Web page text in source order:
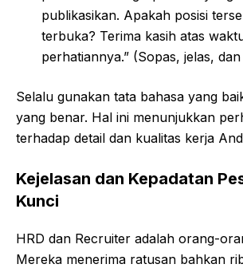
publikasikan. Apakah posisi
terbuka? Terima kasih atas
perhatiannya.” (Sopas, jelas,
Selalu gunakan tata bahasa yang
yang benar. Hal ini menunjukkan
terhadap detail dan kualitas kerja
Kejelasan dan Kepadatan
Kunci
HRD dan Recruiter adalah orang-
Mereka menerima ratusan bahkan